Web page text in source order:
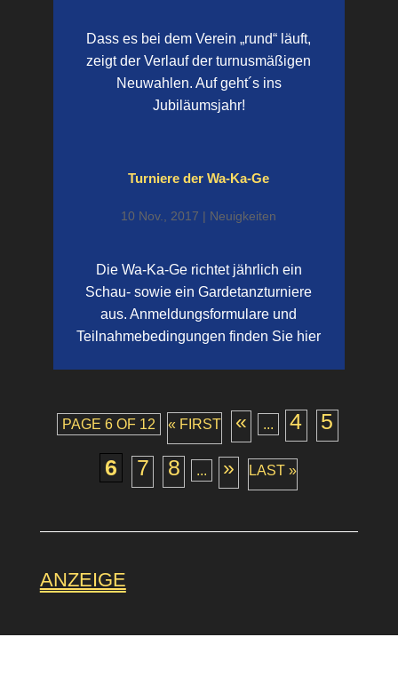
Dass es bei dem Verein „rund“ läuft,
zeigt der Verlauf der turnusmäßigen
Neuwahlen. Auf geht´s ins
Jubiläumsjahr!
Turniere der Wa-Ka-Ge
10 Nov., 2017 | Neuigkeiten
Die Wa-Ka-Ge richtet jährlich ein
Schau- sowie ein Gardetanzturniere
aus. Anmeldungsformulare und
Teilnahmebedingungen finden Sie hier
PAGE 6 OF 12 « FIRST « ... 4
5
6
7 8 ... » LAST »
ANZEIGE